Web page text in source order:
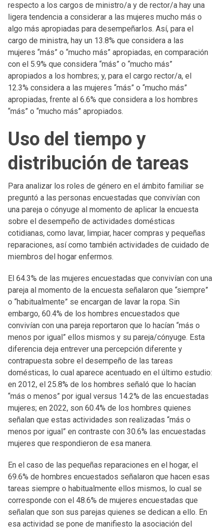
respecto a los cargos de ministro/a y de rector/a hay una
ligera tendencia a considerar a las mujeres mucho más o
algo más apropiadas para desempeñarlos. Así, para el
cargo de ministra, hay un 13.8% que considera a las
mujeres “más” o “mucho más” apropiadas, en comparación
con el 5.9% que considera “más” o “mucho más”
apropiados a los hombres; y, para el cargo rector/a, el
12.3% considera a las mujeres “más” o “mucho más”
apropiadas, frente al 6.6% que considera a los hombres
“más” o “mucho más” apropiados.
Uso del tiempo y
distribución de tareas
Para analizar los roles de género en el ámbito familiar se
preguntó a las personas encuestadas que convivían con
una pareja o cónyuge al momento de aplicar la encuesta
sobre el desempeño de actividades domésticas
cotidianas, como lavar, limpiar, hacer compras y pequeñas
reparaciones, así como también actividades de cuidado de
miembros del hogar enfermos.
El 64.3% de las mujeres encuestadas que convivían con una
pareja al momento de la encuesta señalaron que “siempre”
o “habitualmente” se encargan de lavar la ropa. Sin
embargo, 60.4% de los hombres encuestados que
convivían con una pareja reportaron que lo hacían “más o
menos por igual” ellos mismos y su pareja/cónyuge. Esta
diferencia deja entrever una percepción diferente y
contrapuesta sobre el desempeño de las tareas
domésticas, lo cual aparece acentuado en el último estudio:
en 2012, el 25.8% de los hombres señaló que lo hacían
“más o menos” por igual versus 14.2% de las encuestadas
mujeres; en 2022, son 60.4% de los hombres quienes
señalan que estas actividades son realizadas “más o
menos por igual” en contraste con 30.6% las encuestadas
mujeres que respondieron de esa manera.
En el caso de las pequeñas reparaciones en el hogar, el
69.6% de hombres encuestados señalaron que hacen esas
tareas siempre o habitualmente ellos mismos, lo cual se
corresponde con el 48.6% de mujeres encuestadas que
señalan que son sus parejas quienes se dedican a ello. En
esa actividad se pone de manifiesto la asociación del